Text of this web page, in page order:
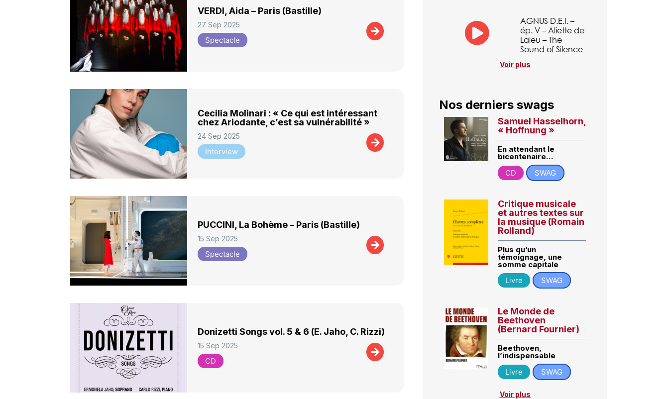
VERDI, Aida – Paris (Bastille)
27 Sep 2025
Spectacle
Cecilia Molinari : « Ce qui est intéressant
chez Ariodante, c’est sa vulnérabilité »
24 Sep 2025
Interview
PUCCINI, La Bohème – Paris (Bastille)
15 Sep 2025
Spectacle
Donizetti Songs vol. 5 & 6 (E. Jaho, C. Rizzi)
15 Sep 2025
CD
AGNUS D.E.I. –
ép. V – Aliette de
Laleu – The
Sound of Silence
Voir plus
Nos derniers swags
Samuel Hasselhorn,
« Hoffnung »
En attendant le
bicentenaire…
CD
SWAG
Critique musicale
et autres textes sur
la musique (Romain
Rolland)
Plus qu’un
témoignage, une
somme capitale
Livre
SWAG
Le Monde de
Beethoven
(Bernard Fournier)
Beethoven,
l’indispensable
Livre
SWAG
Voir plus